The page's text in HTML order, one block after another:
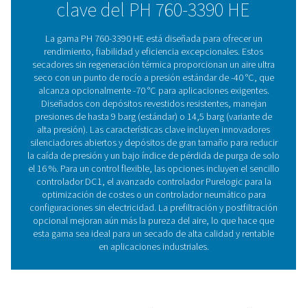
avanzado controlador Purelogic para un rendimiento
sin electricidad. Ideal tanto para aplicaciones
especializadas, la gama PH 760-3390 HE garantiza un
del aire fiable y eficiente para mantener las
problemas.
Tecnología de secadores
adsorción
Los secadores de adsorción eliminan la humedad
comprimido pasándola a través de un material
como la alúmina activada, que absorbe el vapor de
alterar su propia estructura. Una vez que el desecante